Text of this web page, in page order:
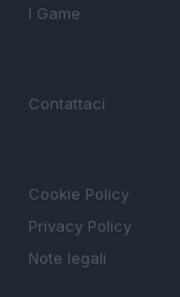
I Game
Contattaci
Cookie Policy
Privacy Policy
Note legali